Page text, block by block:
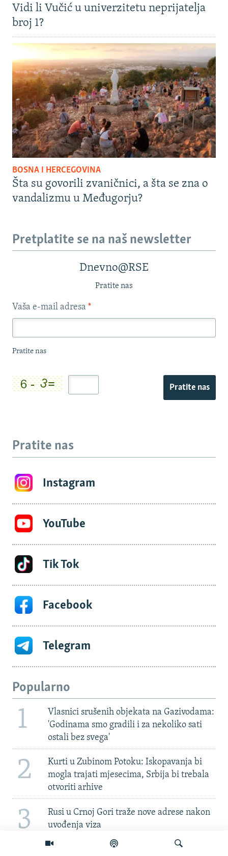
Vidi li Vučić u univerzitetu neprijatelja
broj 1?
BOSNA I HERCEGOVINA
Šta su govorili zvaničnici, a šta se zna o
vandalizmu u Međugorju?
Pretplatite se na naš newsletter
Dnevno@RSE
Pratite nas
Vaša e-mail adresa *
Pratite nas
Pratite nas
Pratite nas
Instagram
YouTube
Tik Tok
Facebook
Telegram
Popularno
1
Vlasnici srušenih objekata na Gazivodama:
'Godinama smo gradili i za nekoliko sati
ostali bez svega'
2
Kurti u Zubinom Potoku: Iskopavanja bi
mogla trajati mjesecima, Srbija bi trebala
otvoriti arhive
3
Rusi u Crnoj Gori traže nove adrese nakon
uvođenja viza